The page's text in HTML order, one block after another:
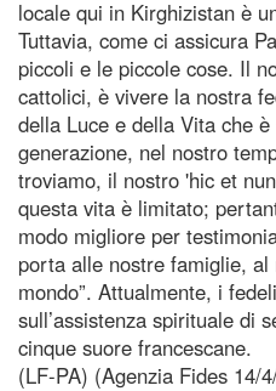
locale qui in Kirghizistan è
Tuttavia, come ci assicura
piccoli e le piccole cose. Il
cattolici, è vivere la nostra
della Luce e della Vita che
generazione, nel nostro
troviamo, il nostro 'hic et
questa vita è limitato;
modo migliore per
porta alle nostre famiglie,
mondo”. Attualmente, i
sull’assistenza spirituale di
cinque suore francescane.
(LF-PA) (Agenzia Fides 14/